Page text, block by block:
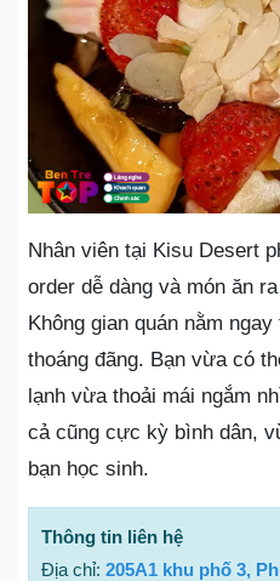
Nhân viên tại Kisu Desert
order dễ dàng và món ăn
Không gian quán nằm
thoáng đãng. Bạn vừa có
lạnh vừa thoải mái ngắm
cả cũng cực kỳ bình dân,
bạn học sinh.
Thông tin liên hệ
Địa chỉ: 205A1 khu phố 3,